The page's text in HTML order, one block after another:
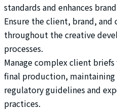
standards and enhances
Ensure the client, brand, and
throughout the creative
processes.
Manage complex client
final production,
regulatory guidelines and
practices.